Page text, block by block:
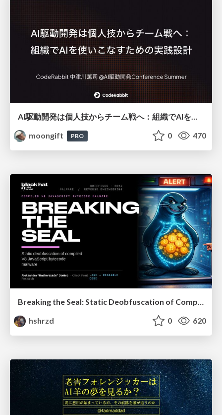
AI駆動開発は個人技からチーム戦へ：組織でAIを使いこなすための実践設計
moongift
PRO 0 470
hshrzd
0 620